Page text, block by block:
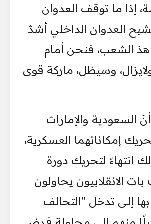
إذا ما توقف العدوان
العدوان الداخلي أشدّ
الشعب، فنحن أمام
وسيظل، ماركة قوى
السعودية والإمارات
إمكاناتهما العسكرية،
انتهاءً لتحريك دورة
الانقلابيون يحاولون
إلى تدخل "التحالف